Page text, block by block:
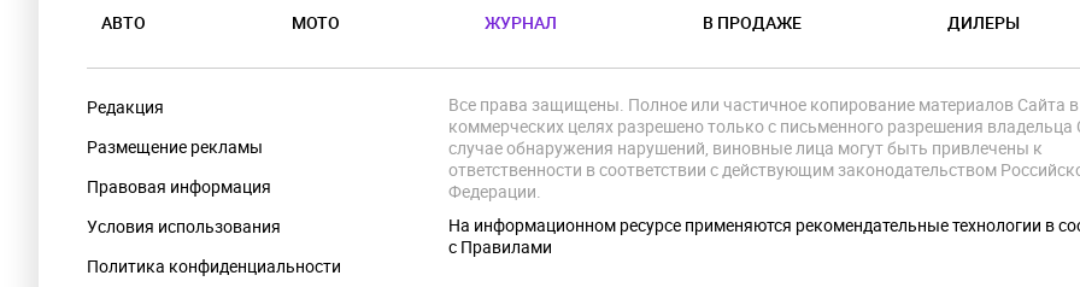
АВТО МОТО ЖУРНАЛ В ПРОДАЖЕ ДИЛЕРЫ
Редакция
Размещение рекламы
Правовая информация
Условия использования
Политика конфиденциальности
Все права защищены. Полное или частичное копирование материалов Сайта в
коммерческих целях разрешено только с письменного разрешения владельца
случае обнаружения нарушений, виновные лица могут быть привлечены к
ответственности в соответствии с действующим законодательством
Федерации.
На информационном ресурсе применяются рекомендательные технологии в
с Правилами